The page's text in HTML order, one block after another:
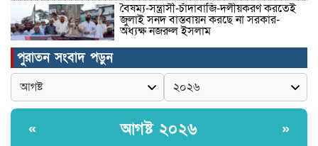
বৈষম্য-সন্ত্রাসী-চাঁদাবাজি-দলীয়করণ করতেই
জুলাই সনদ বাস্তবায়ন করছে না সরকার-
অধ্যক্ষ নজরুল ইসলাম
ঠাকুরগাঁওয়ে ইজিবাইক চোরচক্রের ৩ সদস্য
গ্রেপ্তার, বিপুল পরিমাণ যন্ত্রাংশ উদ্ধার ‎
মুন্সীগঞ্জের টংগীবাড়ীতে ৭ ফুট ৬ ইঞ্চি উচ্চতার
পুরাতন সংবাদ পড়ুন
« আগষ্ট ২০২৬ »